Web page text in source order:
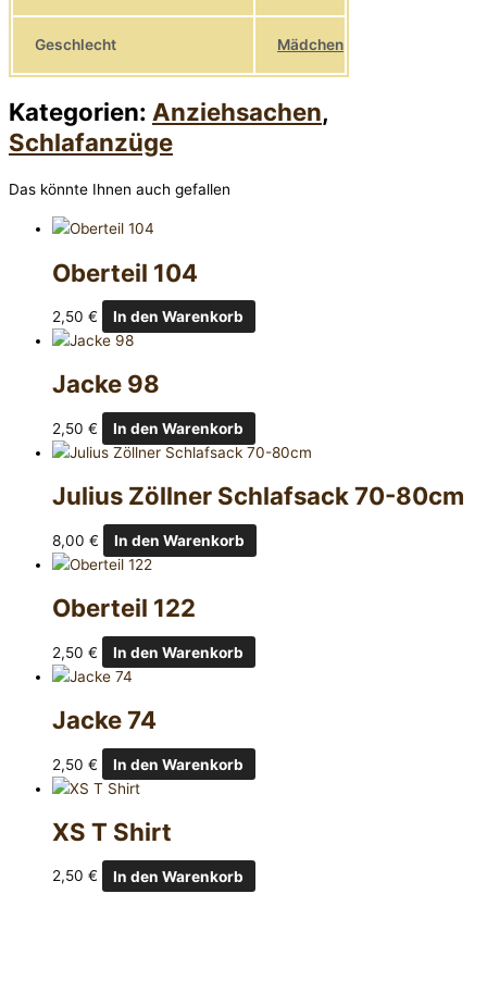
Geschlecht Mädchen
Kategorien: Anziehsachen,
Schlafanzüge
Das könnte Ihnen auch gefallen
Oberteil 104
2,50 € In den Warenkorb
Jacke 98
2,50 € In den Warenkorb
Julius Zöllner Schlafsack 70-80cm
8,00 € In den Warenkorb
Oberteil 122
2,50 € In den Warenkorb
Jacke 74
2,50 € In den Warenkorb
XS T Shirt
2,50 € In den Warenkorb